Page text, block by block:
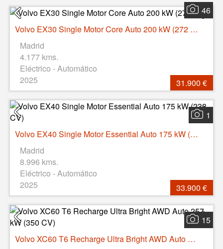
46
Volvo EX30 Single Motor Core Auto 200 kW (272 CV)
Madrid
4.177 kms.
Eléctrico - Automático
2025
31.900 €
1
Volvo EX40 Single Motor Essential Auto 175 kW (238 CV)
Madrid
8.996 kms.
Eléctrico - Automático
2025
33.900 €
15
Volvo XC60 T6 Recharge Ultra Bright AWD Auto 257 kW (350 CV)